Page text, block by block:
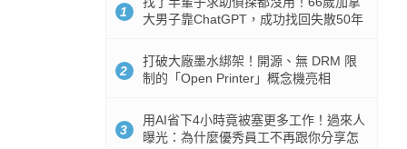
1
大男子靠ChatGPT，成功找回失散50年
2
打破大廠墨水綁架！開源、無 DRM 限
制的「Open Printer」概念機亮相
3
用AI省下4小時竟被塞更多工作！過來人
曝光：為什麼優秀員工不再跟你分享怎